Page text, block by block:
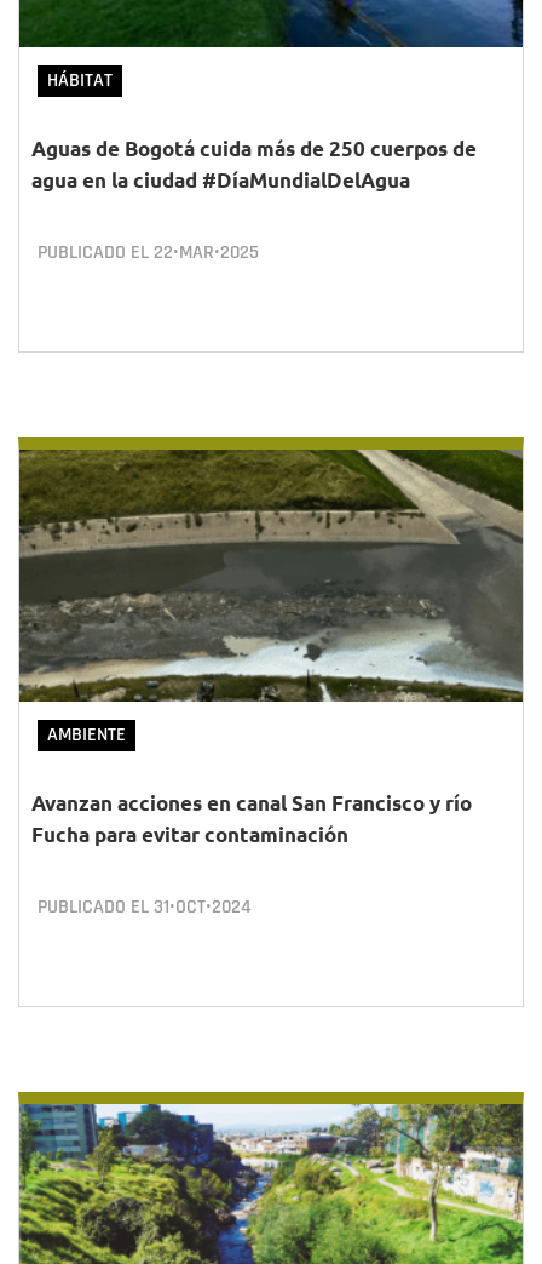
HÁBITAT
Aguas de Bogotá cuida más de 250 cuerpos de
agua en la ciudad #DíaMundialDelAgua
PUBLICADO EL 22•MAR•2025
AMBIENTE
Avanzan acciones en canal San Francisco y río
Fucha para evitar contaminación
PUBLICADO EL 31•OCT•2024